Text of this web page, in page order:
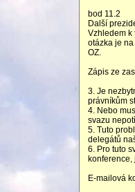
bod 11.2
Další
Vzhledem k
otázka je
OZ.
Zápis ze
3. Je
právníkům
4. Nebo
svazu
5. Tuto
delegátů
6. Pro tuto
E-mailová